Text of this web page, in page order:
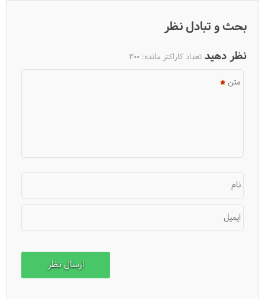
بحث و تبادل نظر
نظر دهید تعداد کاراکتر مانده: 300
متن
نام
ایمیل